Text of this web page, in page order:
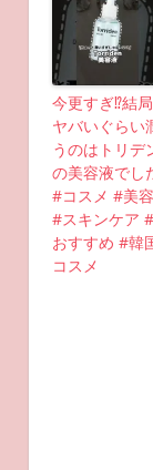
今更すぎ⁉︎結局
ヤバいぐらい
うのはトリデ
の美容液でし
#コスメ #美容
#スキンケア #
おすすめ #韓
コスメ